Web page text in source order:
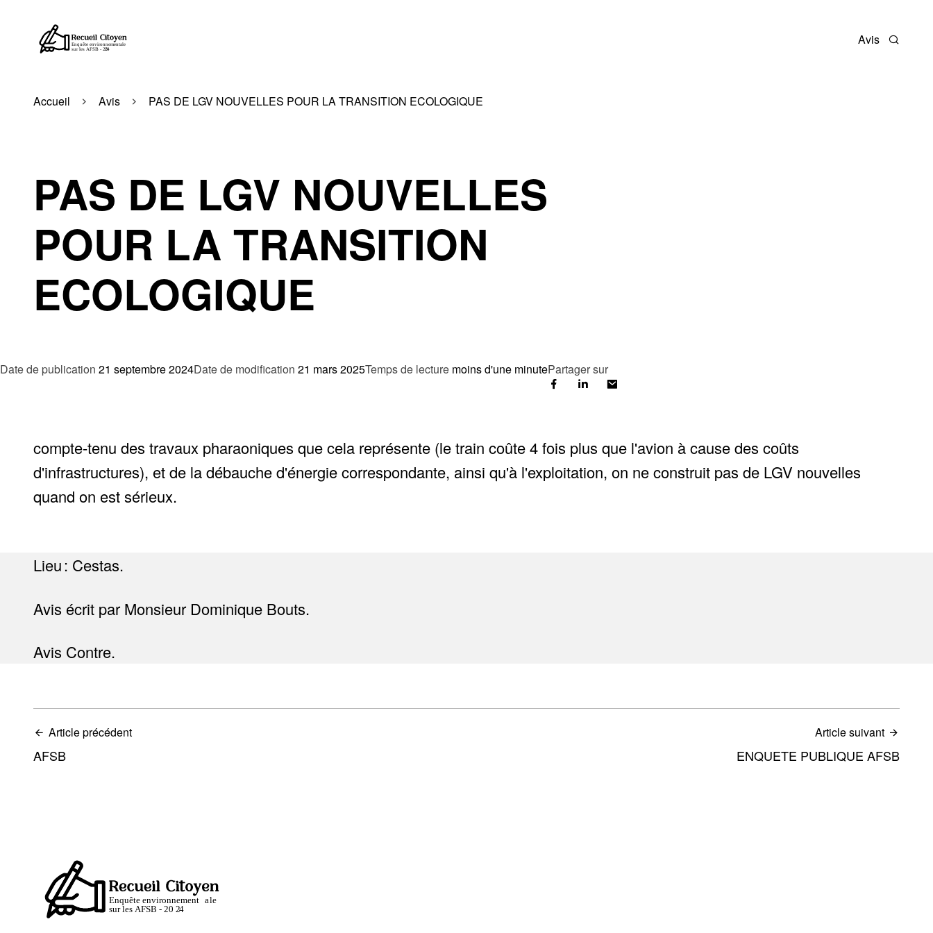
Avis
Accueil Avis PAS DE LGV NOUVELLES POUR LA TRANSITION ECOLOGIQUE
PAS DE LGV NOUVELLES
POUR LA TRANSITION
ECOLOGIQUE
Date de publication 21 septembre 2024Date de modification 21 mars 2025Temps de lecture moins d'une minutePartager sur
compte-tenu des travaux pharaoniques que cela représente (le train coûte 4 fois plus que l'avion à cause des coûts
d'infrastructures), et de la débauche d'énergie correspondante, ainsi qu'à l'exploitation, on ne construit pas de LGV nouvelles
quand on est sérieux.
Lieu : Cestas.
Avis écrit par Monsieur Dominique Bouts.
Avis Contre.
Article précédent
AFSB
Article suivant
ENQUETE PUBLIQUE AFSB